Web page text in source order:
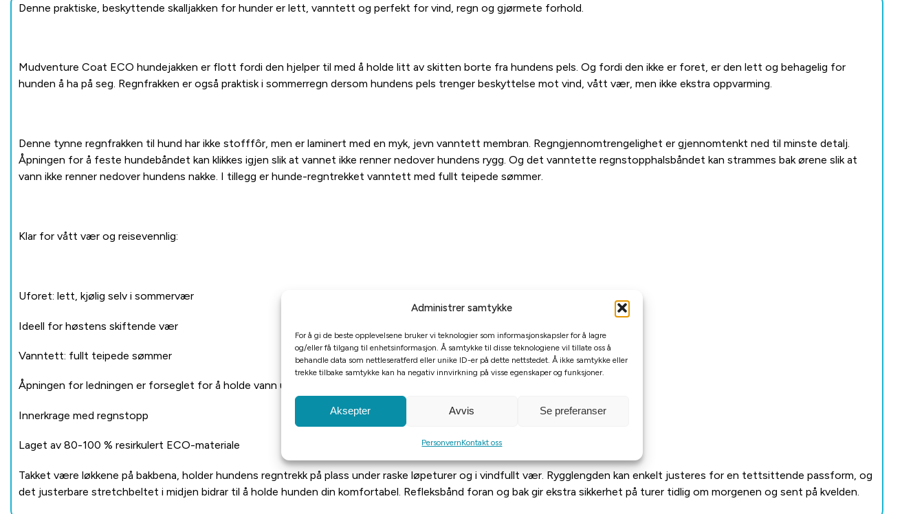
Administrer samtykke
For å gi de beste opplevelsene bruker vi teknologier som informasjonskapsler for å lagre
og/eller få tilgang til enhetsinformasjon. Å samtykke til disse teknologiene vil tillate oss å
behandle data som nettleseratferd eller unike ID-er på dette nettstedet. Å ikke samtykke eller
trekke tilbake samtykke kan ha negativ innvirkning på visse egenskaper og funksjoner.
Aksepter Avvis Se preferanser
PersonvernKontakt oss
Denne praktiske, beskyttende skalljakken for hunder er lett, vanntett og perfekt for vind, regn og gjørmete forhold.
Mudventure Coat ECO hundejakken er flott fordi den hjelper til med å holde litt av skitten borte fra hundens pels. Og fordi den ikke er foret, er den lett og behagelig for
hunden å ha på seg. Regnfrakken er også praktisk i sommerregn dersom hundens pels trenger beskyttelse mot vind, vått vær, men ikke ekstra oppvarming.
Denne tynne regnfrakken til hund har ikke stofffôr, men er laminert med en myk, jevn vanntett membran. Regngjennomtrengelighet er gjennomtenkt ned til minste detalj.
Åpningen for å feste hundebåndet kan klikkes igjen slik at vannet ikke renner nedover hundens rygg. Og det vanntette regnstopphalsbåndet kan strammes bak ørene slik at
vann ikke renner nedover hundens nakke. I tillegg er hunde-regntrekket vanntett med fullt teipede sømmer.
Klar for vått vær og reisevennlig:
Uforet: lett, kjølig selv i sommervær
Ideell for høstens skiftende vær
Vanntett: fullt teipede sømmer
Åpningen for ledningen er forseglet for å holde vann ute
Innerkrage med regnstopp
Laget av 80-100 % resirkulert ECO-materiale
Takket være løkkene på bakbena, holder hundens regntrekk på plass under raske løpeturer og i vindfullt vær. Rygglengden kan enkelt justeres for en tettsittende passform, og
det justerbare stretchbeltet i midjen bidrar til å holde hunden din komfortabel. Refleksbånd foran og bak gir ekstra sikkerhet på turer tidlig om morgenen og sent på kvelden.